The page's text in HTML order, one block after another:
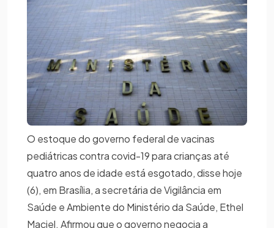
O estoque do governo federal de vacinas
pediátricas contra covid-19 para crianças até
quatro anos de idade está esgotado, disse hoje
(6), em Brasília, a secretária de Vigilância em
Saúde e Ambiente do Ministério da Saúde, Ethel
Maciel. Afirmou que o governo negocia a